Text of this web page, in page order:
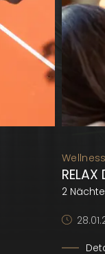
RELAX
2 Nächte